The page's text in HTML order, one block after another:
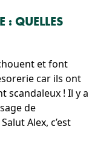
: QUELLES
et font
car ils ont
scandaleux ! Il y a
de
Alex, c’est